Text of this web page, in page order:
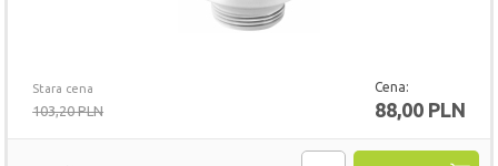
Stara cena
103,20 PLN
Cena:
88,00 PLN